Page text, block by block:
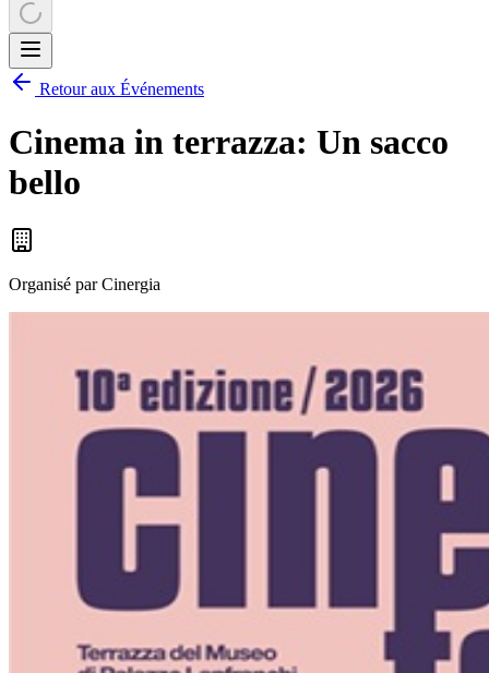
Retour aux Événements
Cinema in terrazza: Un sacco
bello
Organisé par Cinergia